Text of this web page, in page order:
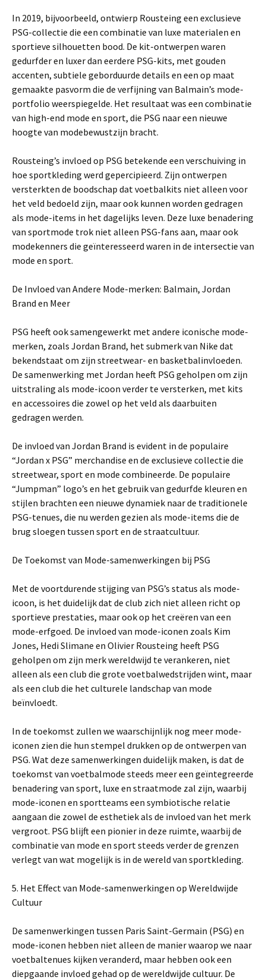
In 2019, bijvoorbeeld, ontwierp Rousteing een exclusieve
PSG-collectie die een combinatie van luxe materialen en
sportieve silhouetten bood. De kit-ontwerpen waren
gedurfder en luxer dan eerdere PSG-kits, met gouden
accenten, subtiele geborduurde details en een op maat
gemaakte pasvorm die de verfijning van Balmain’s mode-
portfolio weerspiegelde. Het resultaat was een combinatie
van high-end mode en sport, die PSG naar een nieuwe
hoogte van modebewustzijn bracht.
Rousteing’s invloed op PSG betekende een verschuiving in
hoe sportkleding werd gepercipieerd. Zijn ontwerpen
versterkten de boodschap dat voetbalkits niet alleen voor
het veld bedoeld zijn, maar ook kunnen worden gedragen
als mode-items in het dagelijks leven. Deze luxe benadering
van sportmode trok niet alleen PSG-fans aan, maar ook
modekenners die geïnteresseerd waren in de intersectie van
mode en sport.
De Invloed van Andere Mode-merken: Balmain, Jordan
Brand en Meer
PSG heeft ook samengewerkt met andere iconische mode-
merken, zoals Jordan Brand, het submerk van Nike dat
bekendstaat om zijn streetwear- en basketbalinvloeden.
De samenwerking met Jordan heeft PSG geholpen om zijn
uitstraling als mode-icoon verder te versterken, met kits
en accessoires die zowel op het veld als daarbuiten
gedragen werden.
De invloed van Jordan Brand is evident in de populaire
“Jordan x PSG” merchandise en de exclusieve collectie die
streetwear, sport en mode combineerde. De populaire
“Jumpman” logo’s en het gebruik van gedurfde kleuren en
stijlen brachten een nieuwe dynamiek naar de traditionele
PSG-tenues, die nu werden gezien als mode-items die de
brug sloegen tussen sport en de straatcultuur.
De Toekomst van Mode-samenwerkingen bij PSG
Met de voortdurende stijging van PSG’s status als mode-
icoon, is het duidelijk dat de club zich niet alleen richt op
sportieve prestaties, maar ook op het creëren van een
mode-erfgoed. De invloed van mode-iconen zoals Kim
Jones, Hedi Slimane en Olivier Rousteing heeft PSG
geholpen om zijn merk wereldwijd te verankeren, niet
alleen als een club die grote voetbalwedstrijden wint, maar
als een club die het culturele landschap van mode
beïnvloedt.
In de toekomst zullen we waarschijnlijk nog meer mode-
iconen zien die hun stempel drukken op de ontwerpen van
PSG. Wat deze samenwerkingen duidelijk maken, is dat de
toekomst van voetbalmode steeds meer een geïntegreerde
benadering van sport, luxe en straatmode zal zijn, waarbij
mode-iconen en sportteams een symbiotische relatie
aangaan die zowel de esthetiek als de invloed van het merk
vergroot. PSG blijft een pionier in deze ruimte, waarbij de
combinatie van mode en sport steeds verder de grenzen
verlegt van wat mogelijk is in de wereld van sportkleding.
5. Het Effect van Mode-samenwerkingen op Wereldwijde
Cultuur
De samenwerkingen tussen Paris Saint-Germain (PSG) en
mode-iconen hebben niet alleen de manier waarop we naar
voetbaltenues kijken veranderd, maar hebben ook een
diepgaande invloed gehad op de wereldwijde cultuur. De